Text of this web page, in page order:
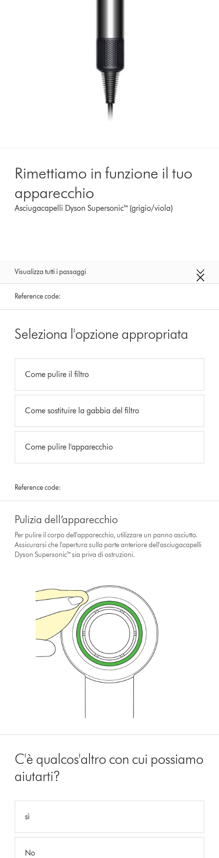
Rimettiamo in funzione il tuo
apparecchio
Asciugacapelli Dyson Supersonic™ (grigio/viola)
Visualizza tutti i passaggi
Reference code:
Seleziona l'opzione appropriata
Come pulire il filtro
Come sostituire la gabbia del filtro
Come pulire l'apparecchio
Reference code:
Pulizia dell’apparecchio
Per pulire il corpo dell'apparecchio, utilizzare un panno asciutto.
Assicurarsi che l'apertura sulla parte anteriore dell'asciugacapelli
Dyson Supersonic™ sia priva di ostruzioni.
C'è qualcos'altro con cui possiamo
aiutarti?
sì
No